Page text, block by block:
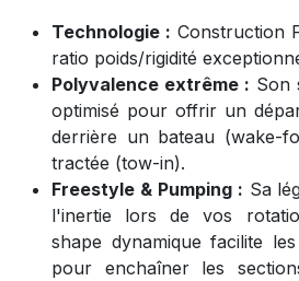
Technologie : Construction
ratio poids/rigidité
Polyvalence extrême : Son
optimisé pour offrir un
derrière un bateau (wake-
tractée (tow-in).
Freestyle & Pumping : Sa
l'inertie lors de vos
shape dynamique facilite
pour enchaîner les